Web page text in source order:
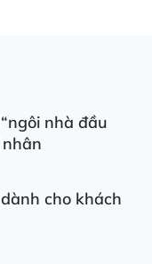
nhà đầu
cho khách